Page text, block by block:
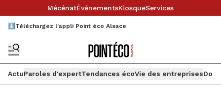
MécénatÉvénementsKiosqueServices
⬇️Téléchargez l'appli Point éco Alsace
ActuParoles d'expertTendances écoVie des entreprises